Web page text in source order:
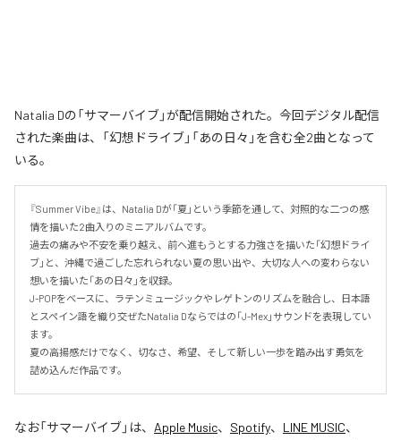
Natalia Dの「サマーバイブ」が配信開始された。今回デジタル配信
された楽曲は、「幻想ドライブ」「あの日々」を含む全2曲となって
いる。
『Summer Vibe』は、Natalia Dが「夏」という季節を通して、対照的な二つの感
情を描いた2曲入りのミニアルバムです。
過去の痛みや不安を乗り越え、前へ進もうとする力強さを描いた「幻想ドライ
ブ」と、沖縄で過ごした忘れられない夏の思い出や、大切な人への変わらない
想いを描いた「あの日々」を収録。
J-POPをベースに、ラテンミュージックやレゲトンのリズムを融合し、日本語
とスペイン語を織り交ぜたNatalia Dならではの「J-Mex」サウンドを表現してい
ます。
夏の高揚感だけでなく、切なさ、希望、そして新しい一歩を踏み出す勇気を
詰め込んだ作品です。
なお「サマーバイブ」は、 Apple Music、 Spotify、 LINE MUSIC、